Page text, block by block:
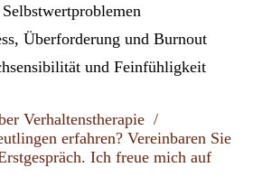
Überforderung und Burnout
und Feinfühligkeit
Verhaltenstherapie /
erfahren? Vereinbaren Sie
Ich freue mich auf